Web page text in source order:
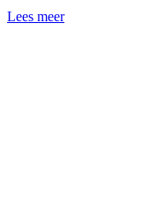
Lees meer